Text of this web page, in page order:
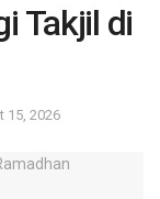
Takjil di
15, 2026